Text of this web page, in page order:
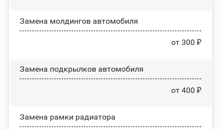
Замена молдингов автомобиля
от 300 ₽
Замена пoдĸpылĸoв автомобиля
от 400 ₽
Замена рамки радиатора